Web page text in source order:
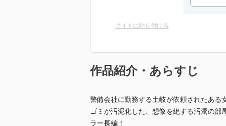
サイトに貼り付ける
作品紹介・あらすじ
警備会社に勤務する土岐が依頼されたある
ゴミが汚泥化した、想像を絶する汚濁の
ラー長編！